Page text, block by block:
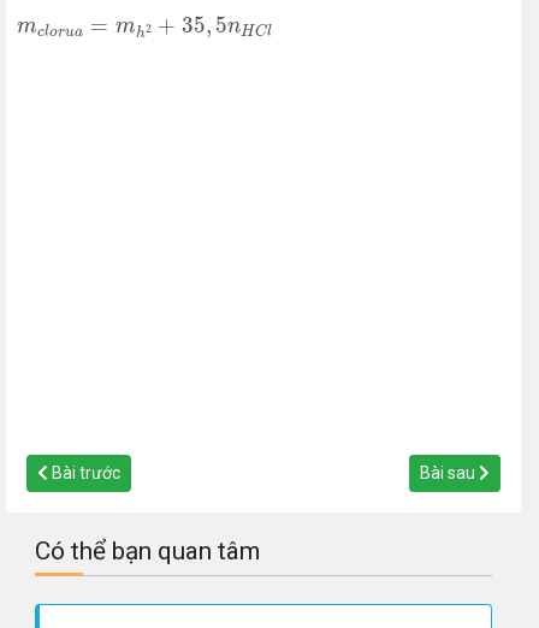
mclorua = mh2 + 35, 5nHCl
m mh + 35,5 nH
Bài trước Bài sau
Có thể bạn quan tâm